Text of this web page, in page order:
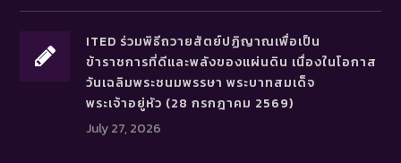
ITED ร่วมพิธีถวายสัตย์ปฏิญาณเพื่อเป็น
ข้าราชการที่ดีและพลังของแผ่นดิน เนื่องในโอกาส
วันเฉลิมพระชนมพรรษา พระบาทสมเด็จ
พระเจ้าอยู่หัว (28 กรกฎาคม 2569)
July 27, 2026